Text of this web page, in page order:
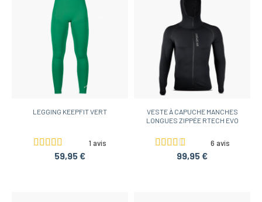
LEGGING KEEPFIT VERT
1 avis
59,95 €
VESTE À CAPUCHE MANCHES
LONGUES ZIPPÉE RTECH EVO
6 avis
99,95 €